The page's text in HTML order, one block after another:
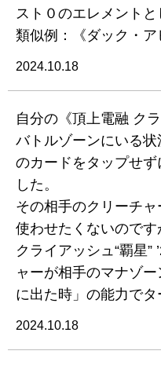
スト０のエレメントと
類似例：《ダック・ア
2024.10.18
自分の《頂上電融 ク
バトルゾーンにいる
のカードをタップせ
した。
その相手のクリーチ
使わせたくないので
クライアッシュ“覇星”
ャーが相手のマナゾ
に出た時」の能力で
2024.10.18